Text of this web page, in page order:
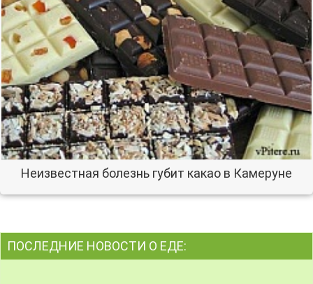
Неизвестная болезнь губит какао в Камеруне
ПОСЛЕДНИЕ НОВОСТИ О ЕДЕ: